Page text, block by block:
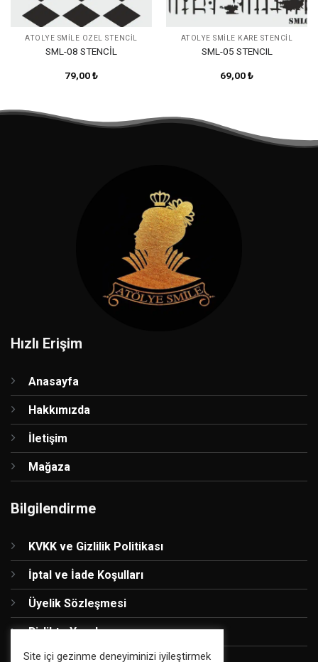
ATÖLYE SMILE ÖZEL STENCIL
SML-08 STENCİL
79,00₺
ATÖLYE SMİLE KARE STENCİL
SML-05 STENCIL
69,00₺
Hızlı Erişim
Anasayfa
Hakkımızda
İletişim
Mağaza
Bilgilendirme
KVKK ve Gizlilik Politikası
İptal ve İade Koşulları
Üyelik Sözleşmesi
Birlikte Yapalım
Site içi gezinme deneyiminizi iyileştirmek